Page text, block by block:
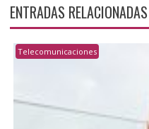
ENTRADAS RELACIONADAS
Telecomunicaciones